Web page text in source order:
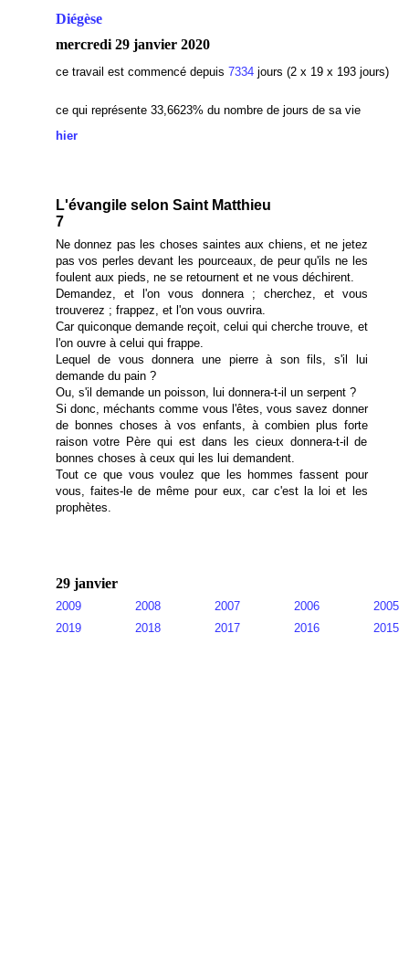
Diégèse
mercredi 29 janvier 2020
ce travail est commencé depuis 7334jours (2 x 19 x 193 jours)
ce qui représente 33,6623% du nombre de jours de sa vie
hier
L'évangile selon Saint Matthieu
7
Ne donnez pas les choses saintes aux chiens, et ne jetez
pas vos perles devant les pourceaux, de peur qu'ils ne les
foulent aux pieds, ne se retournent et ne vous déchirent.
Demandez, et l'on vous donnera ; cherchez, et vous
trouverez ; frappez, et l'on vous ouvrira.
Car quiconque demande reçoit, celui qui cherche trouve, et
l'on ouvre à celui qui frappe.
Lequel de vous donnera une pierre à son fils, s'il lui
demande du pain ?
Ou, s'il demande un poisson, lui donnera-t-il un serpent ?
Si donc, méchants comme vous l'êtes, vous savez donner
de bonnes choses à vos enfants, à combien plus forte
raison votre Père qui est dans les cieux donnera-t-il de
bonnes choses à ceux qui les lui demandent.
Tout ce que vous voulez que les hommes fassent pour
vous, faites-le de même pour eux, car c'est la loi et les
prophètes.
29 janvier
2009 2008 2007 2006
2005
2019
2018 2017 2016 2015